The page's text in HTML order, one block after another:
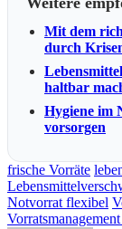
Mit dem
durch
haltbar
Hygiene im
vorsorgen
frische Vorräte
Notvorrat flexibel